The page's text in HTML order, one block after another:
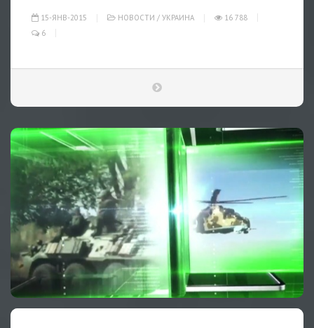
15-ЯНВ-2015 НОВОСТИ / УКРАИНА
16 788
6